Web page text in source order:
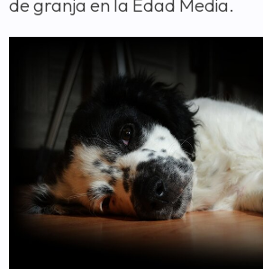
de granja en la Edad Media.